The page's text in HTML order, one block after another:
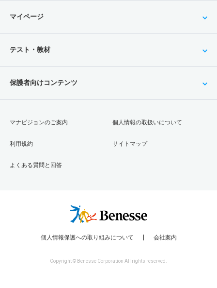
マイページ
テスト・教材
保護者向けコンテンツ
マナビジョンのご案内
利用規約
よくある質問と回答
個人情報の取扱いについて
サイトマップ
個人情報保護への取り組みについて 会社案内
Copyright © Benesse Corporation All rights reserved.